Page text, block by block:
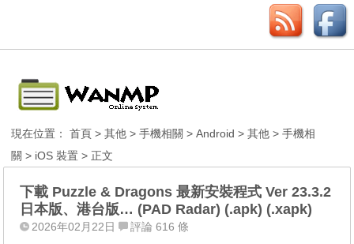
現在位置：首頁 >其他 >手機相關 >Android >其他 >手機相
關 > iOS 裝置 > 正文
下載 Puzzle & Dragons 最新安裝程式 Ver 23.3.2
日本版、港台版… (PAD Radar) (.apk) (.xapk)
2026年02月22日 評論 616 條